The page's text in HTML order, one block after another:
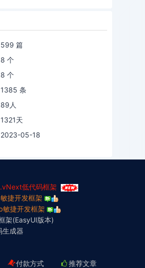
篇
个
个
条
89 人
天
2023-05-18
低代码框架
捷开发框架
敏捷开发框架
架(EasyUI版本)
生成器
付款方式
推荐文章